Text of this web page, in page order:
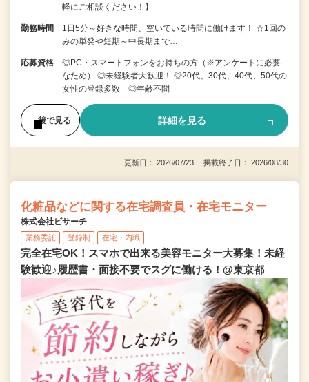
軽にご相談ください！】
勤務時間
1日5分～好きな時間、空いている時間に働けます！ ☆1回の
みの単発や短期～中長期まで…
応募資格
◎PC・スマートフォンをお持ちの方（※アンケートに必要
なため） ◎未経験者大歓迎！ ◎20代、30代、40代、50代の
女性の登録多数 ◎年齢不問
後で見る 詳細を見る
更新日： 2026/07/23 掲載終了日： 2026/08/30
化粧品などに関する在宅調査員・在宅モニター
株式会社ビサーチ
業務委託 登録制 在宅・内職
完全在宅OK！スマホで出来る美容モニター大募集！未経
験歓迎♪履歴書・面接不要でスグに働ける！@東京都